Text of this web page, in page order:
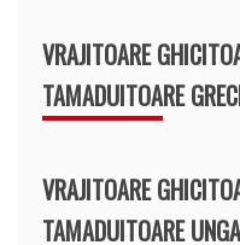
VRAJITOARE
TAMADUITOARE
VRAJITOARE
TAMADUITOARE